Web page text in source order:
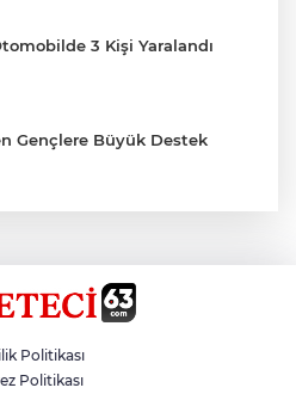
3 Kişi Yaralandı
Gençlere Büyük Destek
Ulaşım Çalışması
Politikası
Politikası